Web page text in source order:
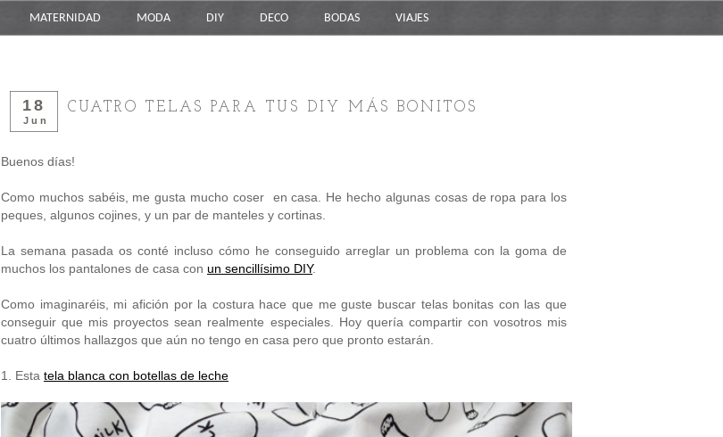
MATERNIDAD MODA DIY DECO BODAS VIAJES
18
Jun
CUATRO TELAS PARA TUS DIY MÁS BONITOS
Buenos días!
Como muchos sabéis, me gusta mucho coser en casa. He hecho algunas cosas de ropa para los
peques, algunos cojines, y un par de manteles y cortinas.
La semana pasada os conté incluso cómo he conseguido arreglar un problema con la goma de
muchos los pantalones de casa con un sencillísimo DIY.
Como imaginaréis, mi afición por la costura hace que me guste buscar telas bonitas con las que
conseguir que mis proyectos sean realmente especiales. Hoy quería compartir con vosotros mis
cuatro últimos hallazgos que aún no tengo en casa pero que pronto estarán.
1. Esta tela blanca con botellas de leche